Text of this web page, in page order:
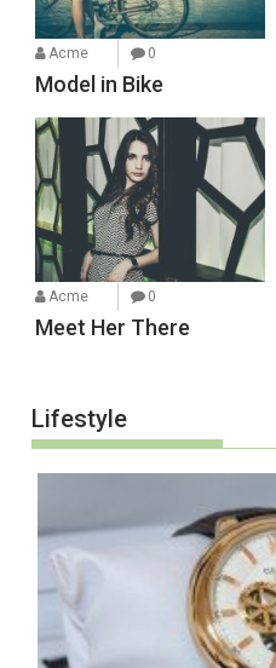
Acme 0
Model in Bike
Acme 0
Meet Her There
Lifestyle